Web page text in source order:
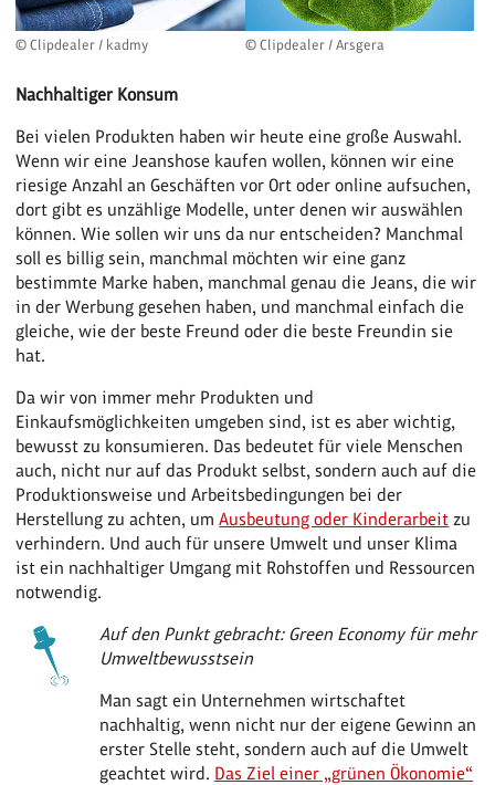
© Clipdealer / kadmy © Clipdealer / Arsgera
Nachhaltiger Konsum
Bei vielen Produkten haben wir heute eine große Auswahl.
Wenn wir eine Jeanshose kaufen wollen, können wir eine
riesige Anzahl an Geschäften vor Ort oder online aufsuchen,
dort gibt es unzählige Modelle, unter denen wir auswählen
können. Wie sollen wir uns da nur entscheiden? Manchmal
soll es billig sein, manchmal möchten wir eine ganz
bestimmte Marke haben, manchmal genau die Jeans, die wir
in der Werbung gesehen haben, und manchmal einfach die
gleiche, wie der beste Freund oder die beste Freundin sie
hat.
Da wir von immer mehr Produkten und
Einkaufsmöglichkeiten umgeben sind, ist es aber wichtig,
bewusst zu konsumieren. Das bedeutet für viele Menschen
auch, nicht nur auf das Produkt selbst, sondern auch auf die
Produktionsweise und Arbeitsbedingungen bei der
Herstellung zu achten, umAusbeutung oder Kinderarbeit zu
verhindern. Und auch für unsere Umwelt und unser Klima
ist ein nachhaltiger Umgang mit Rohstoffen und Ressourcen
notwendig.
Auf den Punkt gebracht: Green Economy für mehr
Umweltbewusstsein
Man sagt ein Unternehmen wirtschaftet
nachhaltig, wenn nicht nur der eigene Gewinn an
erster Stelle steht, sondern auch auf die Umwelt
geachtet wird. Das Ziel einer „grünen Ökonomie“